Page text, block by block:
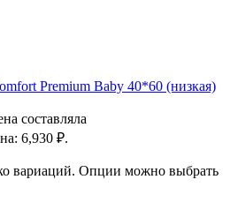
Premium Baby 40*60 (низкая)
составляла
6,930 ₽.
вариаций. Опции можно выбрать